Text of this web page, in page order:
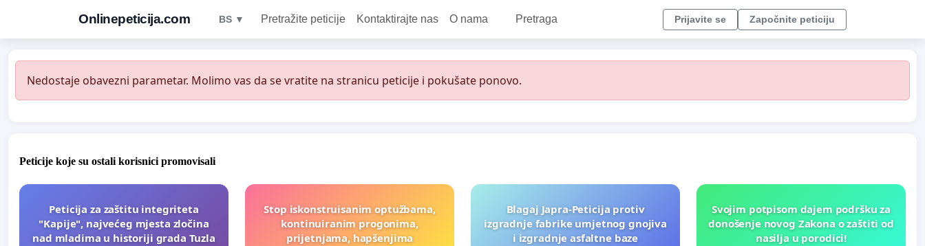
Onlinepeticija.com BS ▼ Pretražite peticije Kontaktirajte nas O nama Pretraga Prijavite se Započnite peticiju
Nedostaje obavezni parametar. Molimo vas da se vratite na stranicu peticije i pokušate ponovo.
Peticije koje su ostali korisnici promovisali
Peticija za zaštitu integriteta
"Kapije", najvećeg mjesta zločina
nad mladima u historiji grada Tuzla
Stop iskonstruisanim optužbama,
kontinuiranim progonima,
prijetnjama, hapšenjima
Blagaj Japra-Peticija protiv
izgradnje fabrike umjetnog gnojiva
i izgradnje asfaltne baze
Svojim potpisom dajem podršku za
donošenje novog Zakona o zaštiti od
nasilja u porodici!